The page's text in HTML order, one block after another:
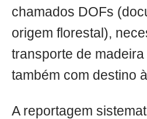
chamados DOFs
origem florestal),
transporte de
também com destino
A reportagem